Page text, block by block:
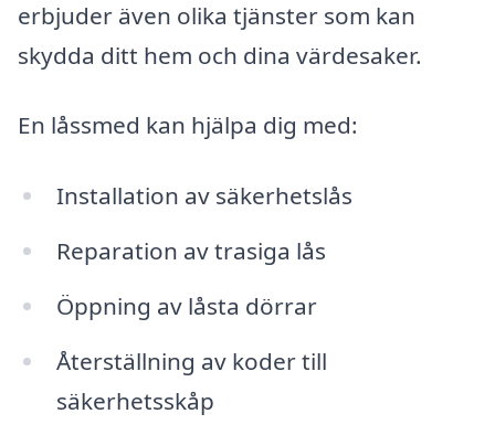
erbjuder även olika tjänster som kan
skydda ditt hem och dina värdesaker.
En låssmed kan hjälpa dig med:
Installation av säkerhetslås
Reparation av trasiga lås
Öppning av låsta dörrar
Återställning av koder till
säkerhetsskåp